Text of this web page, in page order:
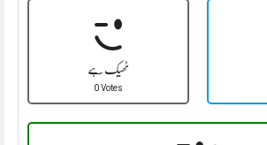
ٹھیک ہے
0 Votes